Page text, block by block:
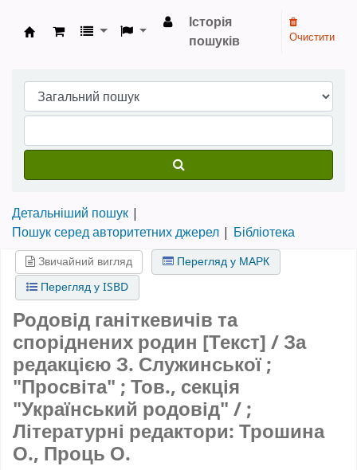
Бібліотека НТШ › Електронний каталог
Історія
пошуків
Очистити
Детальніший пошук
Пошук серед авторитетних джерел
Бібліотека
Звичайний вигляд
Перегляд у МАРК
Перегляд у ISBD
Родовід ганіткевичів та
споріднених родин [Текст] / За
редакцією З. Служинської ;
"Просвіта" ; Тов., секція
"Український родовід" / ;
Літературні редактори: Трошина
О., Проць О.